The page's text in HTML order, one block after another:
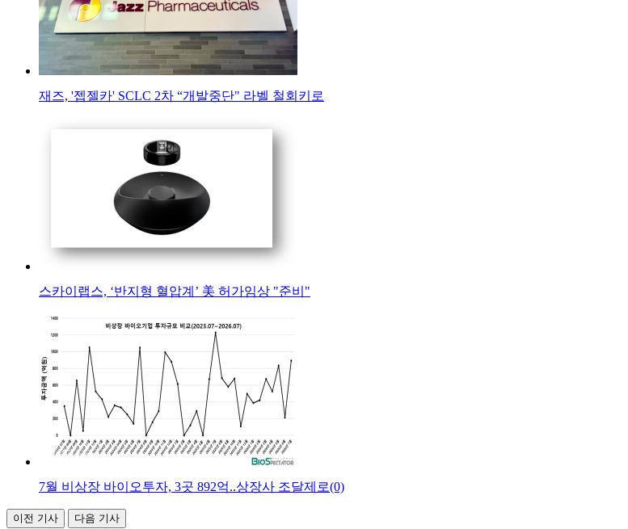
재즈, '젭젤카' SCLC 2차 “개발중단" 라벨 철회키로
스카이랩스, ‘반지형 혈압계’ 美 허가임상 "준비"
7월 비상장 바이오투자, 3곳 892억..상장사 조달제로(0)
이전 기사 다음 기사